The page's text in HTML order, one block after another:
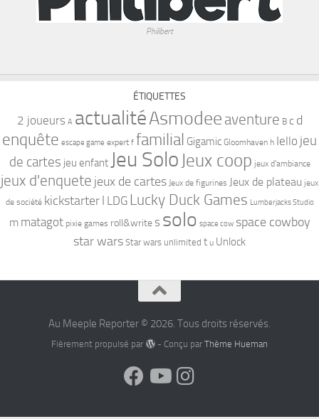
Philibert
ÉTIQUETTES
2 joueurs A actualitéAsmodee aventure B c d
enquête escape game expert f familial Gigamic Gloomhaven h Iello jeu
de cartes jeu enfant Jeu Solo Jeux coop jeux d'ambiance
jeux d'enquete jeux de cartes Jeux de figurines Jeux de plateau jeux
de société kickstarter l LDG Lucky Duck Games Lumberjacks Studio
m matagot pixie games roll&write s solo space cow space cowboy
star wars Star wars unlimited t u Unlock
Au Meeple Reporter © 2026. Tous droits réservés.
Fièrement propulsé par - Conçu par Thème Hueman